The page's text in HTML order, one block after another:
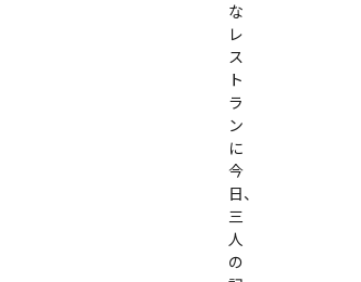
な
レ
ス
ト
ラ
ン
に
今
日、
三
人
の